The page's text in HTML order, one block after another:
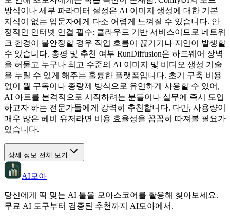
방식이나 세부 파라미터 설정은 AI 이미지 생성에 대한 기본
지식이 없는 입문자에게 다소 어렵게 느껴질 수 있습니다. 안
정적인 인터넷 연결 필수: 클라우드 기반 서비스이므로 네트워
크 환경이 불안정할 경우 작업 흐름이 끊기거나 지연이 발생할
수 있습니다. 총평 및 추천 여부 RunDiffusion은 하드웨어 장벽
을 허물고 누구나 최고 수준의 AI 이미지 및 비디오 생성 기술
을 누릴 수 있게 해주는 훌륭한 플랫폼입니다. 초기 구축 비용
없이 월 구독이나 종량제 방식으로 유연하게 사용할 수 있어,
AI 아트를 본격적으로 시작하려는 분들이나 실무에 즉시 도입
하고자 하는 전문가들에게 강력히 추천합니다. 다만, 사용량이
매우 많은 헤비 유저라면 비용 효율성을 꼼꼼히 따져볼 필요가
있습니다.
상세 정보 전체 보기
AI모아
당신에게 딱 맞는 AI 툴을 모아스코어를 활용해 찾아보세요.
무료 AI 도구부터 검증된 추천까지 AI모아에서.